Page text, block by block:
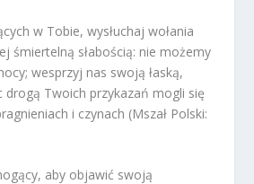
w Tobie, wysłuchaj wołania
śmiertelną słabością: nie możemy
wesprzyj nas swoją łaską,
drogą Twoich przykazań mogli się
i czynach (Mszał Polski:
aby objawić swoją